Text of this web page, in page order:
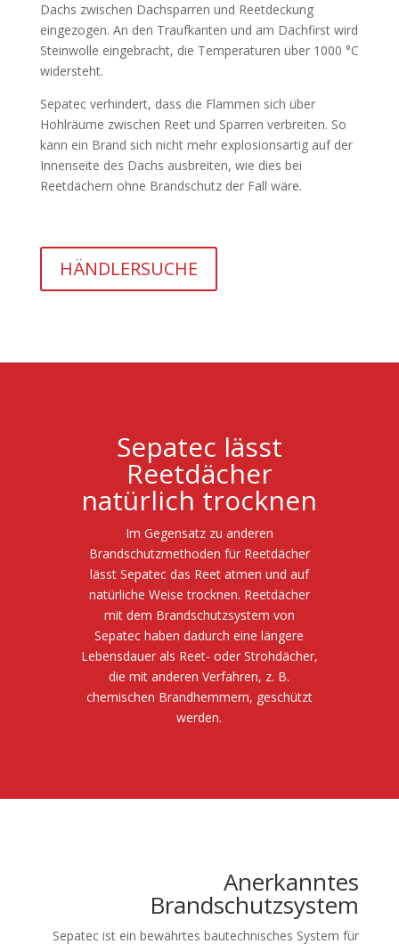
Dachs zwischen Dachsparren und Reetdeckung
eingezogen. An den Traufkanten und am Dachfirst wird
Steinwolle eingebracht, die Temperaturen über 1000 °C
widersteht.
Sepatec verhindert, dass die Flammen sich über
Hohlräume zwischen Reet und Sparren verbreiten. So
kann ein Brand sich nicht mehr explosionsartig auf der
Innenseite des Dachs ausbreiten, wie dies bei
Reetdächern ohne Brandschutz der Fall wäre.
HÄNDLERSUCHE
Sepatec lässt
Reetdächer
natürlich trocknen
Im Gegensatz zu anderen
Brandschutzmethoden für Reetdächer
lässt Sepatec das Reet atmen und auf
natürliche Weise trocknen. Reetdächer
mit dem Brandschutzsystem von
Sepatec haben dadurch eine längere
Lebensdauer als Reet- oder Strohdächer,
die mit anderen Verfahren, z. B.
chemischen Brandhemmern, geschützt
werden.
Anerkanntes
Brandschutzsystem
Sepatec ist ein bewährtes bautechnisches System für